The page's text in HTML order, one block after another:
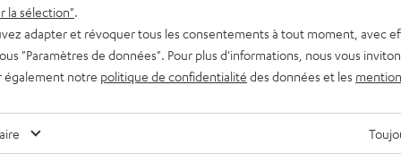
la liberté
le plus bas
3
Misty
Green
3
Night
Black
3
Pure
White
3
Steel
Blue
L’allié audio de tous les terrains
119,99€
79,99€Dernier prix le plus bas
la sélection"
adapter et révoquer tous les consentements à tout moment, avec
"Paramètres de données". Pour plus d'informations, nous vous
également notre politique de confidentialité des données et les